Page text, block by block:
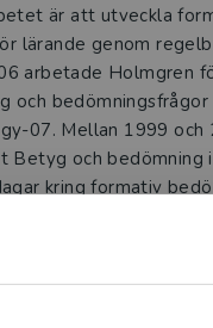
är att utveckla
lärande genom
arbetade Holmgren
och
07. Mellan 1999 och
och bedömning
kring formativ